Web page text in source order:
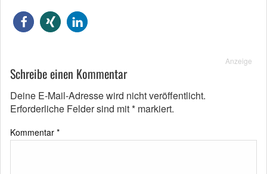
Anzeige
Schreibe einen Kommentar
Deine E-Mail-Adresse wird nicht veröffentlicht.
Erforderliche Felder sind mit* markiert.
Kommentar *